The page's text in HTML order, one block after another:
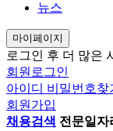
뉴스
마이페이지
로그인 후 더 많은
회원로그인
아이디 비밀번호찾
회원가입
채용검색 전문일자